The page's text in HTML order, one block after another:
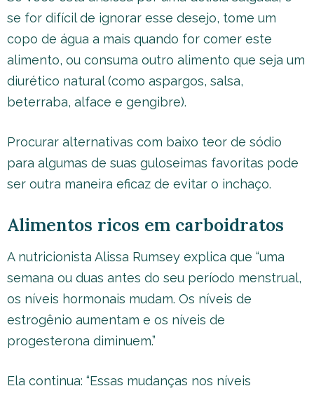
se for difícil de ignorar esse desejo, tome um
copo de água a mais quando for comer este
alimento, ou consuma outro alimento que seja um
diurético natural (como aspargos, salsa,
beterraba, alface e gengibre).
Procurar alternativas com baixo teor de sódio
para algumas de suas guloseimas favoritas pode
ser outra maneira eficaz de evitar o inchaço.
Alimentos ricos em carboidratos
A nutricionista Alissa Rumsey explica que “uma
semana ou duas antes do seu período menstrual,
os níveis hormonais mudam. Os níveis de
estrogênio aumentam e os níveis de
progesterona diminuem.”
Ela continua: “Essas mudanças nos níveis